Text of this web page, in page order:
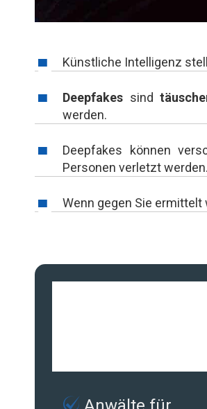
Künstliche Intelligenz
Deepfakes sind
werden.
Deepfakes können
Personen verletzt werden.
Wenn gegen Sie